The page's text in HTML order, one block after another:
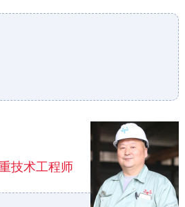
技术工程师